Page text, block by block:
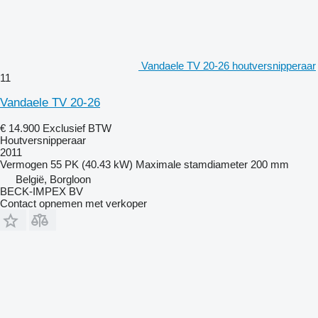
Vandaele TV 20-26 houtversnipperaar
11
Vandaele TV 20-26
€ 14.900 Exclusief BTW
Houtversnipperaar
2011
Vermogen 55 PK (40.43 kW) Maximale stamdiameter 200 mm
België, Borgloon
BECK-IMPEX BV
Contact opnemen met verkoper